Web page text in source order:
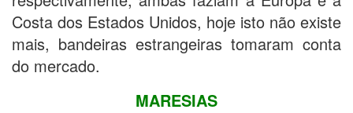
Costa dos Estados Unidos, hoje isto não existe
mais, bandeiras estrangeiras tomaram conta
do mercado.
MARESIAS